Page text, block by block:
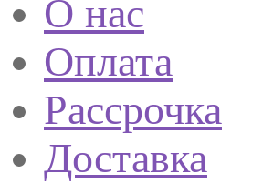
О нас
Оплата
Рассрочка
Доставка